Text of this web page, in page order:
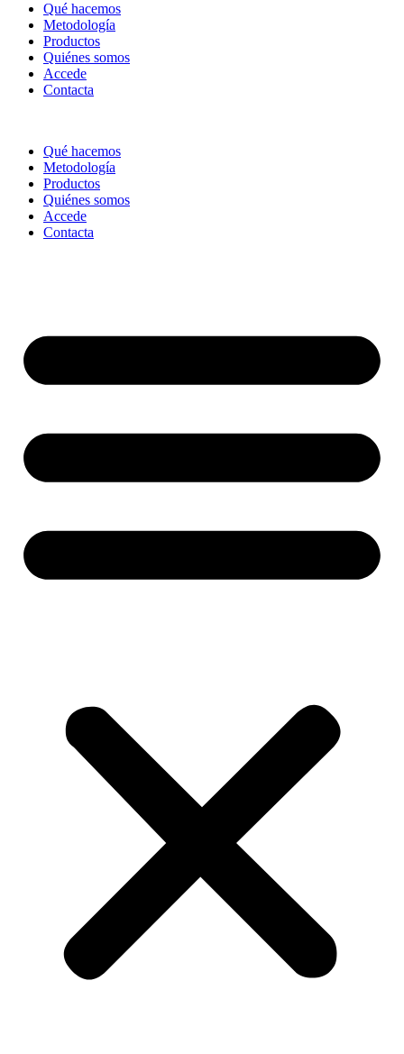
Qué hacemos
Metodología
Productos
Quiénes somos
Accede
Contacta
Qué hacemos
Metodología
Productos
Quiénes somos
Accede
Contacta